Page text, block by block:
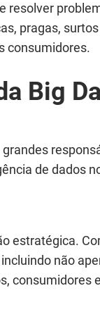
resolver
pragas,
consumidores.
Big
de dados
estratégica.
não
consumidores